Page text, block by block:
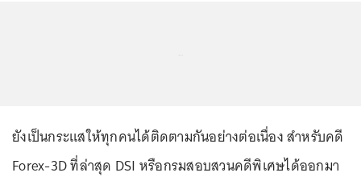
ยังเป็นกระแสให้ทุกคนได้ติดตามกันอย่างต่อเนื่อง สำหรับคดี
Forex-3D ที่ล่าสุด DSI หรือกรมสอบสวนคดีพิเศษได้ออกมา